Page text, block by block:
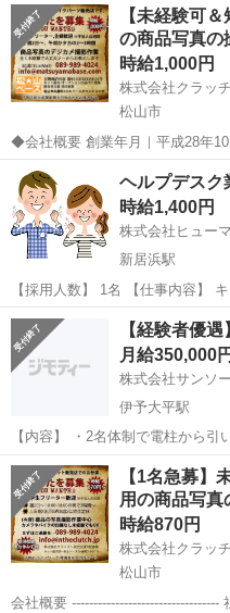
て頂いてた文章はメールで送っ
ません。 友...
愛媛 松山市 その他
【未経験可
の商品写真
時給1,000円
株式会社クラッチ
松山市
◆会社概要 創業年月｜平成28年10
事業所～主にバイク車両や部品の
愛媛 その他 ス
ヘルプデスク
時給1,400円
株式会社ヒュー
新居浜駅
【採用人数】 1名 【仕事内容】 キレイなオフィスでのお仕事です ▽
主に担当していただくお仕事はコチラ▽ *PCのセットアッ
ルあり) *システムの異常がないか監
期...
愛媛 新居浜市 新居浜駅
【経験者優
月給350,000円
株式会社サンソ
伊予大平駅
【内容】 ・2名体制で電柱から
ーブルを繋いだり、電話やネット
仕事です。慣れてくれば1人作業も
ブル接続作業は、主に光ファイバ
愛媛 伊予市 伊予大平駅
【1名急募】
用の商品写
時給870円
株式会社クラッ
松山市
会社概要